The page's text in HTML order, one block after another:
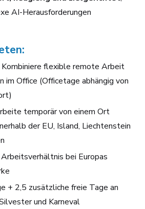
AI-Herausforderungen
Kombiniere flexible remote Arbeit
im Office (Officetage abhängig von
temporär von einem Ort
der EU, Island, Liechtenstein
bei Europas
+ 2,5 zusätzliche freie Tage an
und Karneval